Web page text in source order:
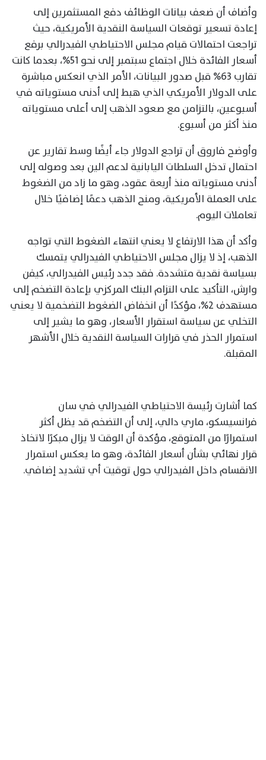
وأضاف أن ضعف بيانات الوظائف دفع المستثمرين إلى
إعادة تسعير توقعات السياسة النقدية الأمريكية، حيث
تراجعت احتمالات قيام مجلس الاحتياطي الفيدرالي برفع
أسعار الفائدة خلال اجتماع سبتمبر إلى نحو 51%، بعدما كانت
تقارب 63% قبل صدور البيانات، الأمر الذي انعكس مباشرة
على الدولار الأمريكي الذي هبط إلى أدنى مستوياته في
أسبوعين، بالتزامن مع صعود الذهب إلى أعلى مستوياته
منذ أكثر من أسبوع.
وأوضح فاروق أن تراجع الدولار جاء أيضًا وسط تقارير عن
احتمال تدخل السلطات اليابانية لدعم الين بعد وصوله إلى
أدنى مستوياته منذ أربعة عقود، وهو ما زاد من الضغوط
على العملة الأمريكية، ومنح الذهب دعمًا إضافيًا خلال
تعاملات اليوم.
وأكد أن هذا الارتفاع لا يعني انتهاء الضغوط التي تواجه
الذهب، إذ لا يزال مجلس الاحتياطي الفيدرالي يتمسك
بسياسة نقدية متشددة. فقد جدد رئيس الفيدرالي، كيفن
وارش، التأكيد على التزام البنك المركزي بإعادة التضخم إلى
مستهدف 2%، مؤكدًا أن انخفاض الضغوط التضخمية لا يعني
التخلي عن سياسة استقرار الأسعار، وهو ما يشير إلى
استمرار الحذر في قرارات السياسة النقدية خلال الأشهر
المقبلة.
كما أشارت رئيسة الاحتياطي الفيدرالي في سان
فرانسيسكو، ماري دالي، إلى أن التضخم قد يظل أكثر
استمرارًا من المتوقع، مؤكدة أن الوقت لا يزال مبكرًا لاتخاذ
قرار نهائي بشأن أسعار الفائدة، وهو ما يعكس استمرار
الانقسام داخل الفيدرالي حول توقيت أي تشديد إضافي.